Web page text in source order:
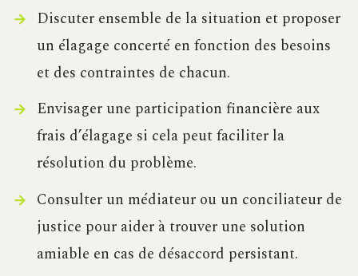
Discuter ensemble de la situation et proposer
un élagage concerté en fonction des besoins
et des contraintes de chacun.
Envisager une participation financière aux
frais d’élagage si cela peut faciliter la
résolution du problème.
Consulter un médiateur ou un conciliateur de
justice pour aider à trouver une solution
amiable en cas de désaccord persistant.